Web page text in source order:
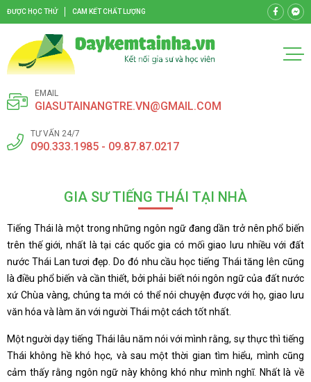
ĐƯỢC HỌC THỬ CAM KẾT CHẤT LƯỢNG
EMAIL
GIASUTAINANGTRE.VN@GMAIL.COM
TƯ VẤN 24/7
090.333.1985 - 09.87.87.0217
GIA SƯ TIẾNG THÁI TẠI NHÀ
Tiếng Thái là một trong những ngôn ngữ đang dần trở nên phổ biến
trên thế giới, nhất là tại các quốc gia có mối giao lưu nhiều với đất
nước Thái Lan tươi đẹp. Do đó nhu cầu học tiếng Thái tăng lên cũng
là điều phổ biến và cần thiết, bởi phải biết nói ngôn ngữ của đất nước
xứ Chùa vàng, chúng ta mới có thể nói chuyện được với họ, giao lưu
văn hóa và làm ăn với người Thái một cách tốt nhất.
Một người dạy tiếng Thái lâu năm nói với mình rằng, sự thực thì tiếng
Thái không hề khó học, và sau một thời gian tìm hiểu, mình cũng
cảm thấy rằng ngôn ngữ này không khó như mình nghĩ. Nhất là về